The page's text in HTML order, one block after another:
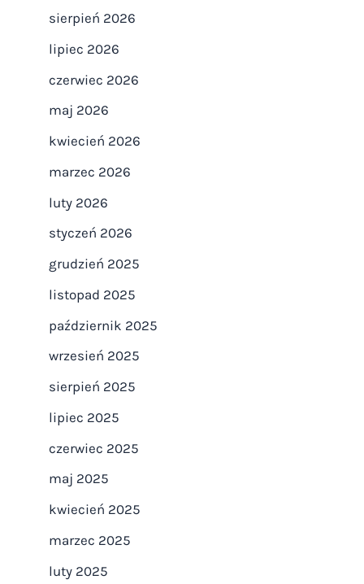
sierpień 2026
lipiec 2026
czerwiec 2026
maj 2026
kwiecień 2026
marzec 2026
luty 2026
styczeń 2026
grudzień 2025
listopad 2025
październik 2025
wrzesień 2025
sierpień 2025
lipiec 2025
czerwiec 2025
maj 2025
kwiecień 2025
marzec 2025
luty 2025